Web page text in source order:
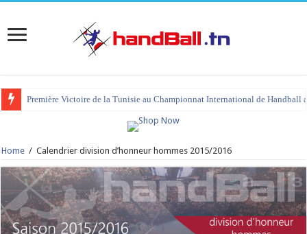
Première Victoire de la Tunisie au Championnat International de Handball
Home / Calendrier division d’honneur hommes 2015/2016